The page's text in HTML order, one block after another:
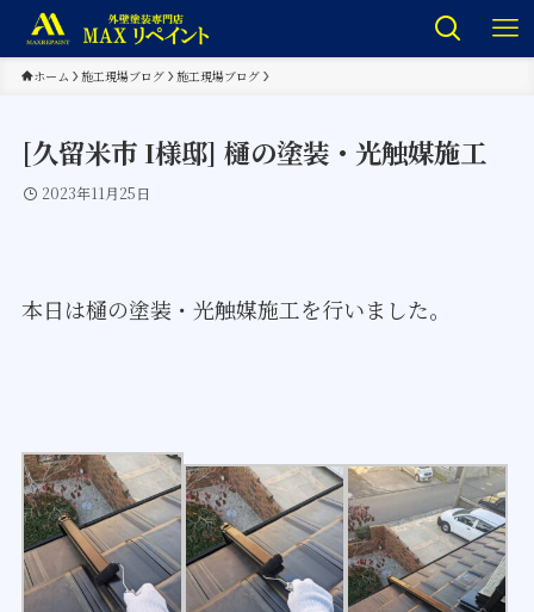
ホーム 施工現場ブログ 施工現場ブログ
[久留米市 I様邸] 樋の塗装・光触媒施工
2023年11月25日
本日は樋の塗装・光触媒施工を行いました。